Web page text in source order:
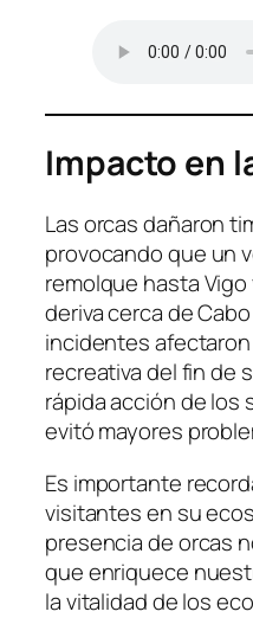
Impacto en
Las orcas dañaron
provocando que un
remolque hasta
deriva cerca de
incidentes
recreativa del fin de
rápida acción de los
evitó mayores
Es importante
visitantes en su
presencia de orcas
que enriquece
la vitalidad de los